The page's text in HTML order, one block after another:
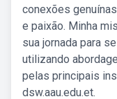
conexões
e paixão. Minha
sua jornada para
utilizando
pelas principais
dsw.aau.edu.et.